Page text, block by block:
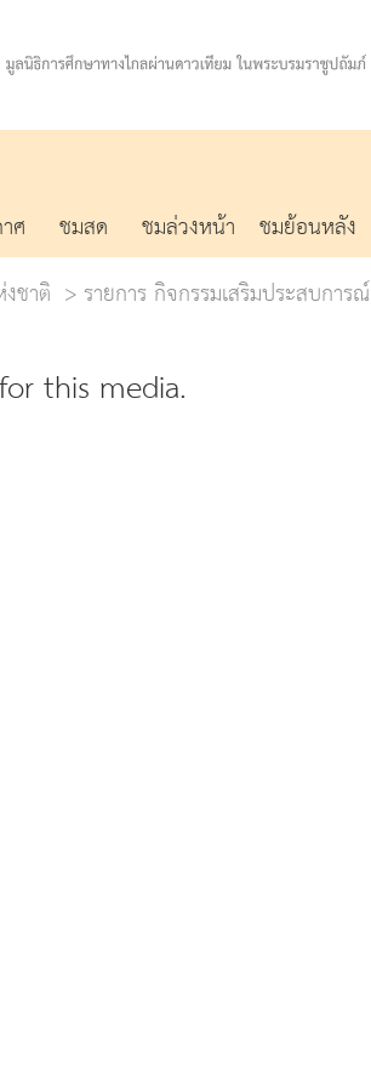
ศ ชมสด ชมล่วงหน้า ชมย้อนหลัง
ชาติ
รายการ กิจกรรมเสริมประสบการณ์
this media.